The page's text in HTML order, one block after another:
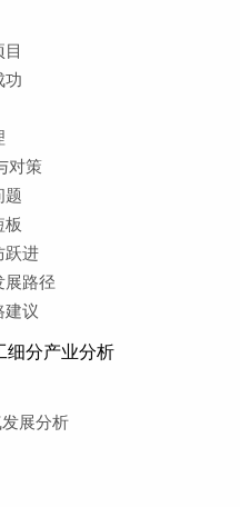
功
对策
题
跃进
路径
议
细分产业分析
展分析